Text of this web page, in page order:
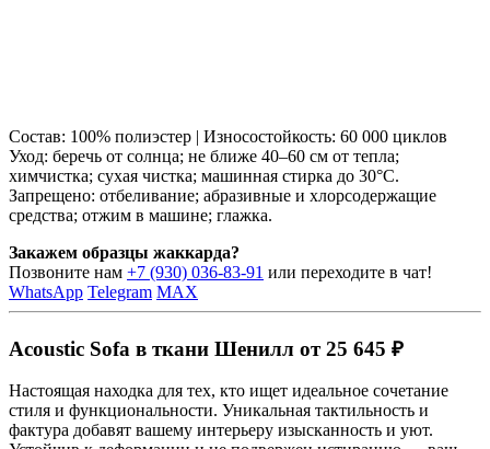
Состав: 100% полиэстер | Износостойкость: 60 000 циклов
Уход: беречь от солнца; не ближе 40–60 см от тепла;
химчистка; сухая чистка; машинная стирка до 30°C.
Запрещено: отбеливание; абразивные и хлорсодержащие
средства; отжим в машине; глажка.
Закажем образцы жаккарда?
Позвоните нам +7 (930) 036-83-91 или переходите в чат!
WhatsApp Telegram MAX
Acoustic Sofa в ткани Шенилл от 25 645 ₽
Настоящая находка для тех, кто ищет идеальное сочетание
стиля и функциональности. Уникальная тактильность и
фактура добавят вашему интерьеру изысканность и уют.